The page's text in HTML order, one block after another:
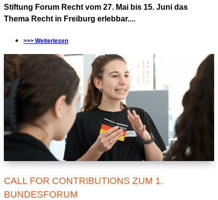
Stiftung Forum Recht vom 27. Mai bis 15. Juni das
Thema Recht in Freiburg erlebbar....
>>> Weiterlesen
CALL FOR CONTRIBUTIONS ZUM 1.
BUNDESFORUM